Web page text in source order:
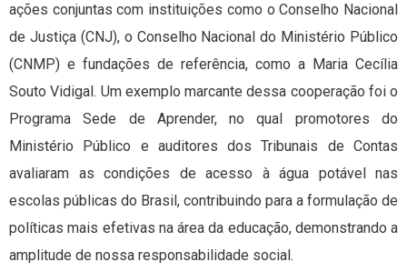
ações conjuntas com instituições como o Conselho Nacional
de Justiça (CNJ), o Conselho Nacional do Ministério Público
(CNMP) e fundações de referência, como a Maria Cecília
Souto Vidigal. Um exemplo marcante dessa cooperação foi o
Programa Sede de Aprender, no qual promotores do
Ministério Público e auditores dos Tribunais de Contas
avaliaram as condições de acesso à água potável nas
escolas públicas do Brasil, contribuindo para a formulação de
políticas mais efetivas na área da educação, demonstrando a
amplitude de nossa responsabilidade social.